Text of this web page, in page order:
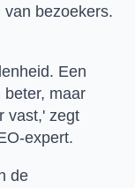
bezoekers.
Een
maar
vast,' zegt
expert.
de